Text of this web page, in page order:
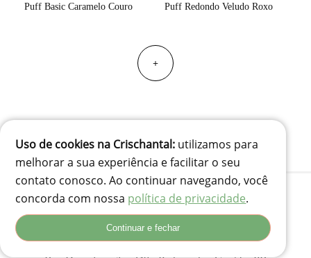
Puff Basic Caramelo Couro Puff Redondo Veludo Roxo
+
(41) 99834-3707
contato@crischantal.com.br
Uso de cookies na Crischantal: utilizamos para
melhorar a sua experiência e facilitar o seu
contato conosco. Ao continuar navegando, você
concorda com nossa política de privacidade.
Continuar e fechar